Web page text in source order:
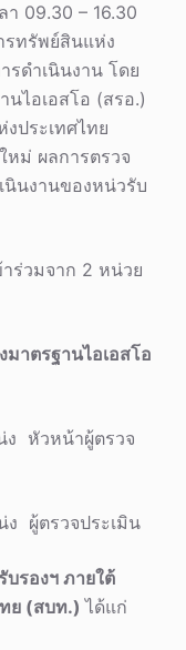
09.30 – 16.30
รทรัพย์สินแห่ง
รดำเนินงาน โดย
ไอเอสโอ (สรอ.)
ประเทศไทย
ม่ ผลการตรวจ
นินงานของหน่วรับ
ร่วมจาก 2 หน่วย
าตรฐานไอเอสโอ
หัวหน้าผู้ตรวจ
ผู้ตรวจประเมิน
รองฯ ภายใต้
ทย (สบท.)ได้แก่